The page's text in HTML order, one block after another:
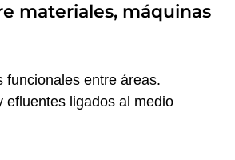
materiales, máquinas
funcionales entre áreas.
efluentes ligados al medio